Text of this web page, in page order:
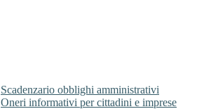
Scadenzario obblighi amministrativi
Oneri informativi per cittadini e imprese